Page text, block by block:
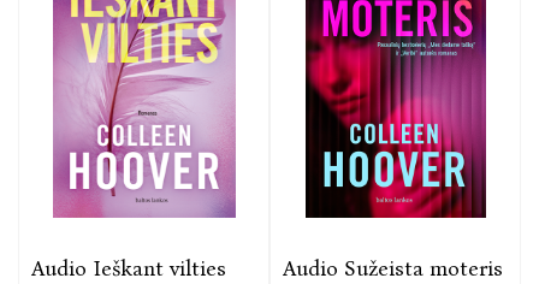
Audio Ieškant vilties Audio Sužeista moteris